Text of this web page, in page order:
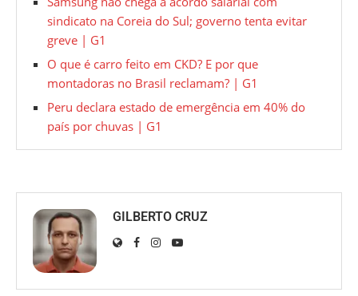
sindicato na Coreia do Sul; governo tenta evitar
greve | G1
O que é carro feito em CKD? E por que
montadoras no Brasil reclamam? | G1
Peru declara estado de emergência em 40% do
país por chuvas | G1
GILBERTO CRUZ